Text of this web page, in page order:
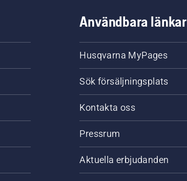
Användbara länkar
Husqvarna MyPages
Sök försäljningsplats
Kontakta oss
Pressrum
Aktuella erbjudanden